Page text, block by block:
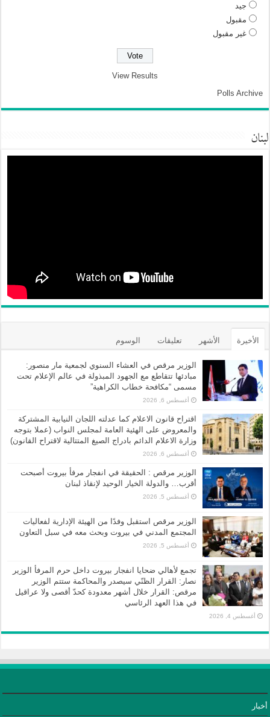
جيد
مقبول
غير مقبول
View Results
Polls Archive
لبنان
الأخيرة الأشهر تعليقات الوسوم
الوزير مرقص في العشاء السنوي لجمعية مار منصور:
مبادئها تتقاطع مع الجهود المبذولة في عالم الإعلام تحت
مسمى “مكافحة خطاب الكراهية”
أغسطس 6, 2026
اقتراح قانون الاعلام كما عدلته اللجان النيابية المشتركة
والمعروض على الهئية العامة لمجلس النواب (عملا بتوجه
وزارة الاعلام الدائم بادراج الصيغ المتتالية لاقتراح القانون)
أغسطس 6, 2026
الوزير مرقص : الحقيقة في انفجار مرفأ بيروت أصبحت
أقرب… والدولة الخيار الوحيد لإنقاذ لبنان
أغسطس 5, 2026
الوزير مرقص استقبل وفدًا من الهيئة الإدارية لفعاليات
المجتمع المدني في بيروت وبحث معه في سبل التعاون
أغسطس 5, 2026
تجمع لأهالي ضحايا انفجار بيروت داخل حرم المرفأ الوزير
نصار: القرار الظنّي سيصدر والمحاكمة ستتم الوزير
مرقص: القرار خلال أشهر معدودة كحدّ أقصى ولا عراقيل
في هذا العهد الرئاسي
أغسطس 4, 2026
أخبار